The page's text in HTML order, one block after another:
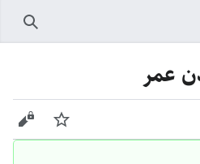
عمر
پیگیری